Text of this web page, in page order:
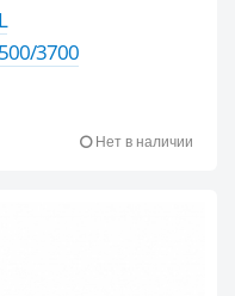
3700
Нет в наличии